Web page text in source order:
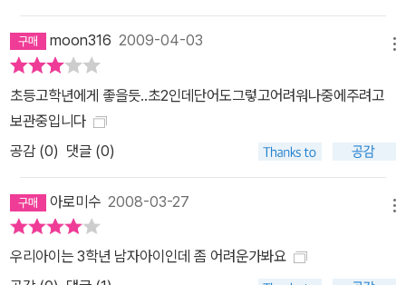
moon316 2009-04-03
초등고학년에게 좋을듯..초2인데단어도그렇고어려워나중에주려고
보관중입니다
공감 (0) 댓글 (0)
아로미수 2008-03-27
우리아이는 3학년 남자아이인데 좀 어려운가봐요